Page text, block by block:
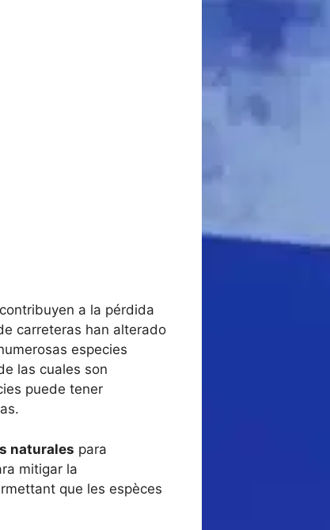
a la pérdida
carreteras han alterado
especies
las cuales son
puede tener
naturales para
mitigar la
que les espèces